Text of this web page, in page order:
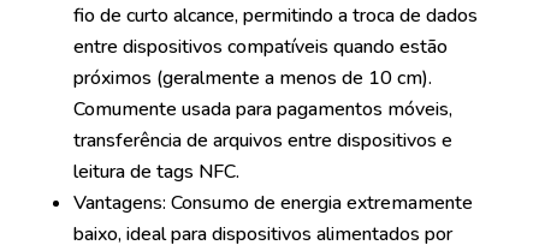
fio de curto alcance, permitindo a troca de dados
entre dispositivos compatíveis quando estão
próximos (geralmente a menos de 10 cm).
Comumente usada para pagamentos móveis,
transferência de arquivos entre dispositivos e
leitura de tags NFC.
Vantagens: Consumo de energia extremamente
baixo, ideal para dispositivos alimentados por